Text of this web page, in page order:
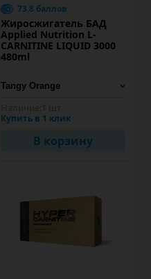
73.8 баллов
Жиросжигатель БАД
Applied Nutrition L-
CARNITINE LIQUID 3000
480ml
Купить в 1 клик
В корзину